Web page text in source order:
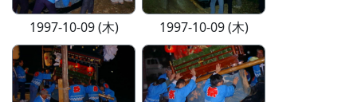
1997-10-09 (木) 1997-10-09 (木)